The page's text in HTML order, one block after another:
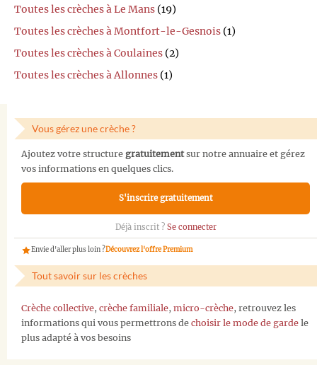
Toutes les crèches à Le Mans (19)
Toutes les crèches à Montfort-le-Gesnois (1)
Toutes les crèches à Coulaines (2)
Toutes les crèches à Allonnes (1)
Vous gérez une crèche ?
Ajoutez votre structure gratuitementsur notre annuaire et gérez
vos informations en quelques clics.
S'inscrire gratuitement
Déjà inscrit ? Se connecter
Envie d'aller plus loin ?Découvrez l'offre Premium
Tout savoir sur les crèches
Crèche collective, crèche familiale, micro-crèche, retrouvez les
informations qui vous permettrons de choisir le mode de garde le
plus adapté à vos besoins